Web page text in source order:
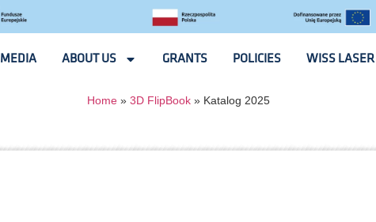
MEDIA ABOUT US GRANTS POLICIES WISS LASER
Home» 3D FlipBook» Katalog 2025